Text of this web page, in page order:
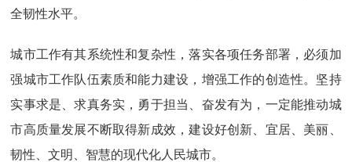
全韧性水平。
城市工作有其系统性和复杂性，落实各项任务部署，必须加
强城市工作队伍素质和能力建设，增强工作的创造性。坚持
实事求是、求真务实，勇于担当、奋发有为，一定能推动城
市高质量发展不断取得新成效，建设好创新、宜居、美丽、
韧性、文明、智慧的现代化人民城市。